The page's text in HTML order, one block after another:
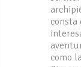
consta
como